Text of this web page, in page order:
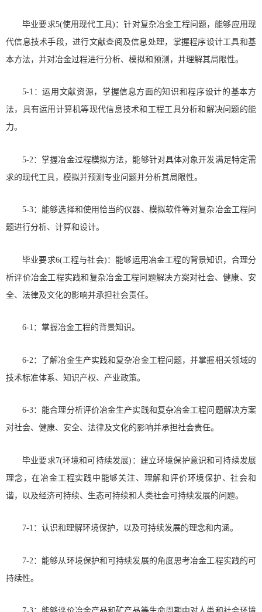
毕业要求5(使用现代工具)：针对复杂冶金工程问题，能够应用现
代信息技术手段，进行文献查阅及信息处理，掌握程序设计工具和基
本方法，并对冶金过程进行分析、模拟和预测，并理解其局限性。
5-1：运用文献资源，掌握信息方面的知识和程序设计的基本方
法，具有运用计算机等现代信息技术和工程工具分析和解决问题的能
力。
5-2：掌握冶金过程模拟方法，能够针对具体对象开发满足特定需
求的现代工具，模拟并预测专业问题并分析其局限性。
5-3：能够选择和使用恰当的仪器、模拟软件等对复杂冶金工程问
题进行分析、计算和设计。
毕业要求6(工程与社会)：能够运用冶金工程的背景知识，合理分
析评价冶金工程实践和复杂冶金工程问题解决方案对社会、健康、安
全、法律及文化的影响并承担社会责任。
6-1：掌握冶金工程的背景知识。
6-2：了解冶金生产实践和复杂冶金工程问题，并掌握相关领域的
技术标准体系、知识产权、产业政策。
6-3：能合理分析评价冶金生产实践和复杂冶金工程问题解决方案
对社会、健康、安全、法律及文化的影响并承担社会责任。
毕业要求7(环境和可持续发展)：建立环境保护意识和可持续发展
理念，在冶金工程实践中能够关注、理解和评价环境保护、社会和
谐，以及经济可持续、生态可持续和人类社会可持续发展的问题。
7-1：认识和理解环境保护，以及可持续发展的理念和内涵。
7-2：能够从环境保护和可持续发展的角度思考冶金工程实践的可
持续性。